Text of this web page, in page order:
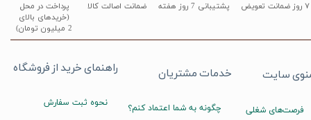
پشتیبانی 7 روز هفته
پرداخت در محل
(خریدهای بالای
2 میلیون تومان)
۷ روز ضمانت تعویض ضمانت اصالت کالا
راهنمای خرید از فروشگاه
نحوه ثبت سفارش
خدمات مشتریان
چگونه به شما اعتماد کنم؟
سایت
فرصت‌های شغلی